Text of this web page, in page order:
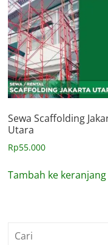
Sewa Scaffolding
Utara
Rp55.000
Tambah ke keranjang